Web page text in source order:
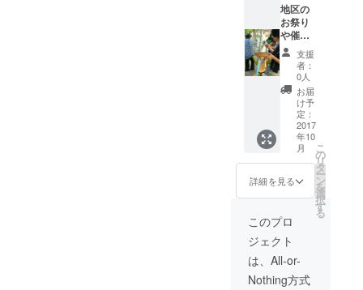
ん。
フレー
クタイ
プなの
でアレ
ンジメ
ニュー
も簡
単。
子供で
も食べ
られる
甘口で
す。 ・
麺 １
０食
孫作の
コシヒ
カリで
作った
米麺で
す。 ・
地区の
お祭り
や催事
にお伺
いし
て、流
しそう
めんを
行いま
す。 １
００人
分の材
料、機
材備品
一式を
１パッ
クと致
しま
す。 可
能な限
り支援
者様の
支援
者：
0人
お届
け予
定：
2017
年10
月
詳細を見る
こ
の
リ
タ
ー
ン
を
選
択
す
る
このプロ
ジェクト
は、All-or-
Nothing方式